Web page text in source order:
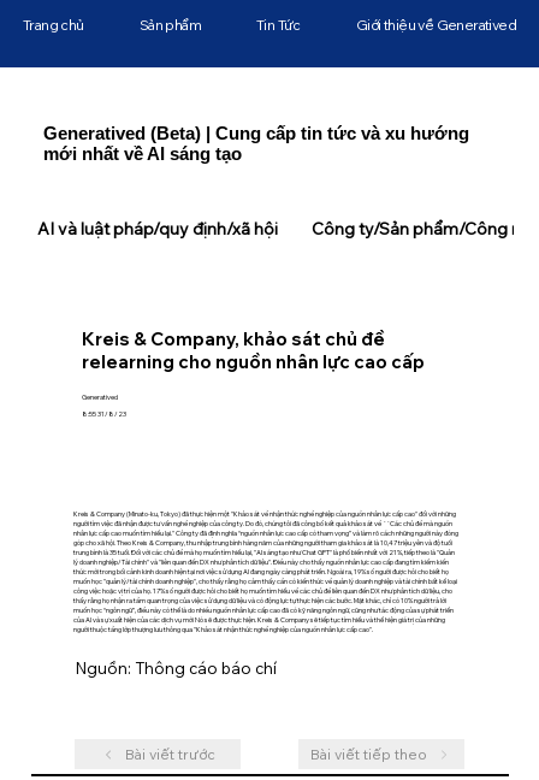
Generatived (Beta) | Cung cấp tin tức và xu hướng
mới nhất về AI sáng tạo
Kreis & Company, khảo sát chủ đề
relearning cho nguồn nhân lực cao cấp
Generatived
8:55 31/8/23
Kreis & Company (Minato-ku, Tokyo) đã thực hiện một "Khảo sát về nhận thức nghề nghiệp của nguồn nhân lực cấp cao" đối với những
người tìm việc đã nhận được tư vấn nghề nghiệp của công ty. Do đó, chúng tôi đã công bố kết quả khảo sát về ``Các chủ đề mà nguồn
nhân lực cấp cao muốn tìm hiểu lại.'' Công ty đã định nghĩa “nguồn nhân lực cao cấp có tham vọng” và làm rõ cách những người này đóng
góp cho xã hội. Theo Kreis & Company, thu nhập trung bình hàng năm của những người tham gia khảo sát là 10,47 triệu yên và độ tuổi
trung bình là 35 tuổi. Đối với các chủ đề mà họ muốn tìm hiểu lại, "AI sáng tạo như Chat GPT" là phổ biến nhất với 21%, tiếp theo là "Quản
lý doanh nghiệp/Tài chính" và "liên quan đến DX như phân tích dữ liệu". Điều này cho thấy nguồn nhân lực cao cấp đang tìm kiếm kiến ​​
thức mới trong bối cảnh kinh doanh hiện tại nơi việc sử dụng AI đang ngày càng phát triển. Ngoài ra, 19% số người được hỏi cho biết họ
muốn học "quản lý/tài chính doanh nghiệp", cho thấy rằng họ cảm thấy cần có kiến ​​thức về quản lý doanh nghiệp và tài chính bất kể loại
công việc hoặc vị trí của họ. 17% số người được hỏi cho biết họ muốn tìm hiểu về các chủ đề liên quan đến DX như phân tích dữ liệu, cho
thấy rằng họ nhận ra tầm quan trọng của việc sử dụng dữ liệu và có động lực tự thực hiện các bước. Mặt khác, chỉ có 10% người trả lời
muốn học “ngôn ngữ”, điều này có thể là do nhiều nguồn nhân lực cấp cao đã có kỹ năng ngôn ngữ, cũng như tác động của sự phát triển
của AI và sự xuất hiện của các dịch vụ mới Nó sẽ được thực hiện. Kreis & Company sẽ tiếp tục tìm hiểu và thể hiện giá trị của những
người thuộc tầng lớp thượng lưu thông qua ''Khảo sát nhận thức nghề nghiệp của nguồn nhân lực cấp cao''.
Nguồn: Thông cáo báo chí
Bài viết trước Bài viết tiếp theo
Trang chủ Sản phẩm Tin Tức Giới thiệu về Generatived
AI và luật pháp/quy định/xã hội Công ty/Sản phẩm/Công